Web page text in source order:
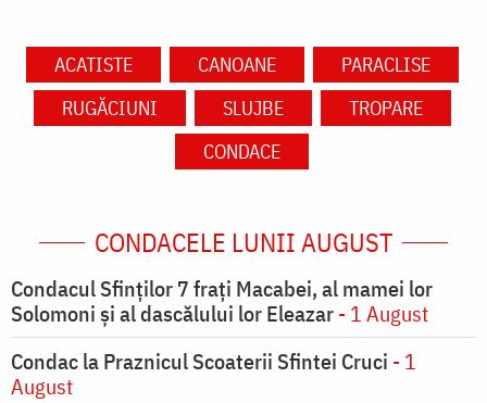
ACATISTE CANOANE
PARACLISE
RUGĂCIUNI
SLUJBE
TROPARE
CONDACE
CONDACELE LUNII AUGUST
Condacul Sfinţilor 7 fraţi Macabei, al mamei lor
Solomoni şi al dascălului lor Eleazar- 1 August
Condac la Praznicul Scoaterii Sfintei Cruci - 1
August